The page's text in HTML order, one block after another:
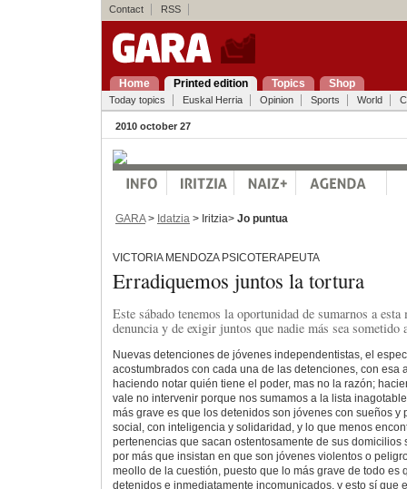
Contact RSS
Home Printed edition Topics Shop
Today topics Euskal Herria Opinion Sports World
2010 october 27
GARA> Idatzia > Iritzia> Jo puntua
VICTORIA MENDOZA PSICOTERAPEUTA
Erradiquemos juntos la tortura
Este sábado tenemos la oportunidad de sumarnos a esta
denuncia y de exigir juntos que nadie más sea sometido
Nuevas detenciones de jóvenes independentistas, el
acostumbrados con cada una de las detenciones, con esa
haciendo notar quién tiene el poder, mas no la razón;
vale no intervenir porque nos sumamos a la lista
más grave es que los detenidos son jóvenes con sueños y
social, con inteligencia y solidaridad, y lo que menos
pertenencias que sacan ostentosamente de sus domicilios
por más que insistan en que son jóvenes violentos o
meollo de la cuestión, puesto que lo más grave de todo es
detenidos e inmediatamente incomunicados, y esto sí que